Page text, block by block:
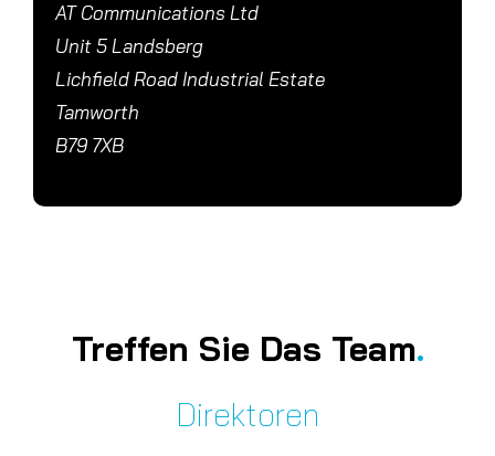
AT Communications Ltd
Unit 5 Landsberg
Lichfield Road Industrial Estate
Tamworth
B79 7XB
Treffen Sie Das Team.
Direktoren